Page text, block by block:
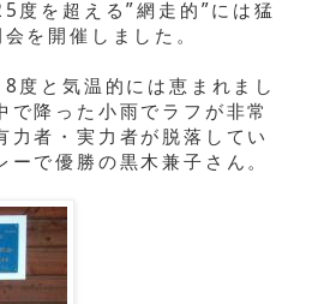
度を超える”網走的”には猛
を開催しました。
度と気温的には恵まれまし
で降った小雨でラフが非常
力者・実力者が脱落してい
ーで優勝の黒木兼子さん。